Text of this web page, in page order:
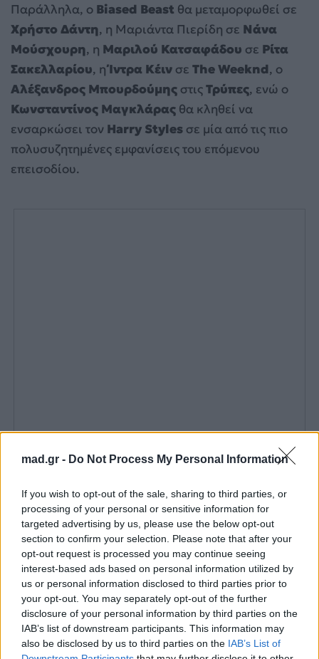
mad.gr - Do Not Process My Personal Information
If you wish to opt-out of the sale, sharing to third parties, or
processing of your personal or sensitive information for
targeted advertising by us, please use the below opt-out
section to confirm your selection. Please note that after your
opt-out request is processed you may continue seeing
interest-based ads based on personal information utilized by
us or personal information disclosed to third parties prior to
your opt-out. You may separately opt-out of the further
disclosure of your personal information by third parties on the
IAB’s list of downstream participants. This information may
also be disclosed by us to third parties on the IAB’s List of
Παράλληλα, ο Biased Beast θα μεταμορφωθεί σε
Χρήστο Δάντη, η Μαριάντα Πιερίδη σε Νάνα
Μούσχουρη, η Μαριλού Κατσαφάδου σε Ρίτα
Σακελλαρίου, ηΊντρα Κέιν σε The Weeknd, ο
Αλέξανδρος Μπουρδούμης στιςΤρύπες, ενώ ο
Κωνσταντίνος Μαγκλάρας θα κληθεί να
ενσαρκώσει τον Harry Styles σε μία από τις πιο
πολυσυζητημένες εμφανίσεις του επόμενου
επεισοδίου.